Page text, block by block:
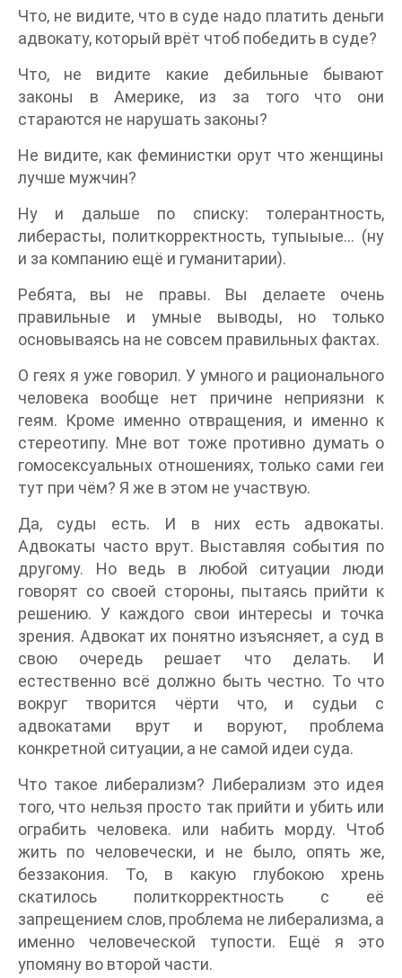
Что, не видите, что в суде надо платить деньги
адвокату, который врёт чтоб победить в суде?
Что, не видите какие дебильные бывают
законы в Америке, из за того что они
стараются не нарушать законы?
Не видите, как феминистки орут что женщины
лучше мужчин?
Ну и дальше по списку: толерантность,
либерасты, политкорректность, тупыыые... (ну
и за компанию ещё и гуманитарии).
Ребята, вы не правы. Вы делаете очень
правильные и умные выводы, но только
основываясь на не совсем правильных фактах.
О геях я уже говорил. У умного и рационального
человека вообще нет причине неприязни к
геям. Кроме именно отвращения, и именно к
стереотипу. Мне вот тоже противно думать о
гомосексуальных отношениях, только сами геи
тут при чём? Я же в этом не участвую.
Да, суды есть. И в них есть адвокаты.
Адвокаты часто врут. Выставляя события по
другому. Но ведь в любой ситуации люди
говорят со своей стороны, пытаясь прийти к
решению. У каждого свои интересы и точка
зрения. Адвокат их понятно изъясняет, а суд в
свою очередь решает что делать. И
естественно всё должно быть честно. То что
вокруг творится чёрти что, и судьи с
адвокатами врут и воруют, проблема
конкретной ситуации, а не самой идеи суда.
Что такое либерализм? Либерализм это идея
того, что нельзя просто так прийти и убить или
ограбить человека. или набить морду. Чтоб
жить по человечески, и не было, опять же,
беззакония. То, в какую глубокою хрень
скатилось политкорректность с её
запрещением слов, проблема не либерализма, а
именно человеческой тупости. Ещё я это
упомяну во второй части.